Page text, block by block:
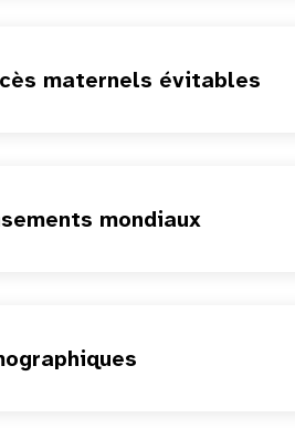
maternels évitables
mondiaux